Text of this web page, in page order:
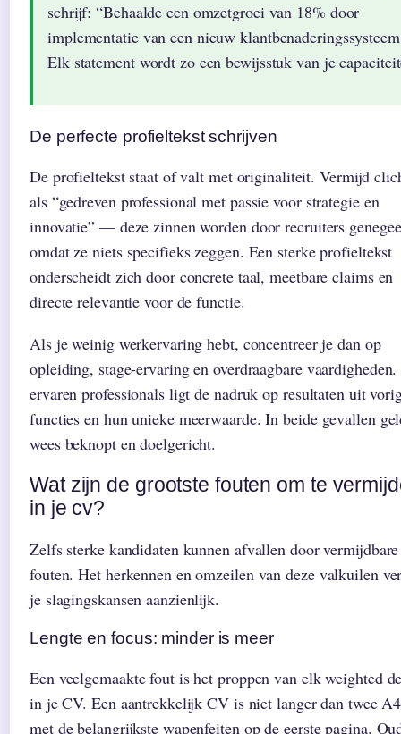
schrijf: “Behaalde een omzetgroei van 18% door
implementatie van een nieuw
Elk statement wordt zo een bewijsstuk van je
De perfecte profieltekst schrijven
De profieltekst staat of valt met originaliteit. Vermijd
als “gedreven professional met passie voor strategie en
innovatie” — deze zinnen worden door recruiters
omdat ze niets specifieks zeggen. Een sterke profieltekst
onderscheidt zich door concrete taal, meetbare claims en
directe relevantie voor de functie.
Als je weinig werkervaring hebt, concentreer je dan op
opleiding, stage-ervaring en overdraagbare
ervaren professionals ligt de nadruk op resultaten uit
functies en hun unieke meerwaarde. In beide gevallen
wees beknopt en doelgericht.
Wat zijn de grootste fouten om te
in je cv?
Zelfs sterke kandidaten kunnen afvallen door vermijdbare
fouten. Het herkennen en omzeilen van deze valkuilen
je slagingskansen aanzienlijk.
Lengte en focus: minder is meer
Een veelgemaakte fout is het proppen van elk weighted
in je CV. Een aantrekkelijk CV is niet langer dan twee
met de belangrijkste wapenfeiten op de eerste pagina.